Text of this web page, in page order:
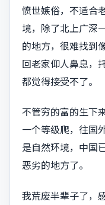
愤世嫉俗，不适合
境，除了北上广深
的地方，很难找到
回老家仰人鼻息，
都觉得接受不了。
不管穷的富的生下
一个等级爬，往国
是自然环境，中国
恶劣的地方了。
我荒废半辈子了，